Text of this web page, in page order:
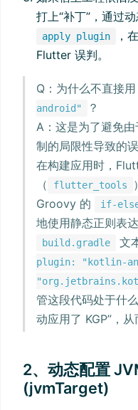
打上“补丁”，通过
apply plugin
，
Flutter 误判。
Q：为什么不直接用
android"
？
A：这是为了避免
制的局限性导致的误
在构建应用时，
（
flutter_tools
Groovy 的
if-
地使用静态正则表
build.gradle 文
plugin: "kotlin-
管这段代码处于什
动应用了 KGP”，从
2、动态配置
(jvmTarget)